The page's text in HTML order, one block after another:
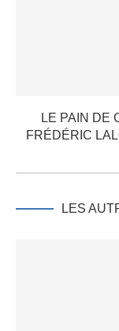
LE PAIN DE
FRÉDÉRIC
LES